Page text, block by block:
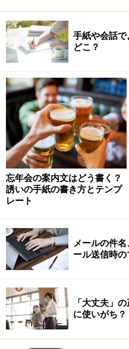
では、正解を見てみましょ
解答と解説
Q1 「首をすくめる」
不正解です。
×：恥ずかしくて顔を見せ
な様子。
○：正しくは、驚きや恐
るという意味です。
からだを縮めるというし
ませんが、恥ずかしさか
といったものからですの
ますね。
Q2「悪びれない 」
不正解です。
手紙や会話
どこ？
忘年会の案内文はどう書く？
誘いの手紙の書き方とテンプ
レート
メールの件
ール送信時
「大丈夫」
に使いがち？